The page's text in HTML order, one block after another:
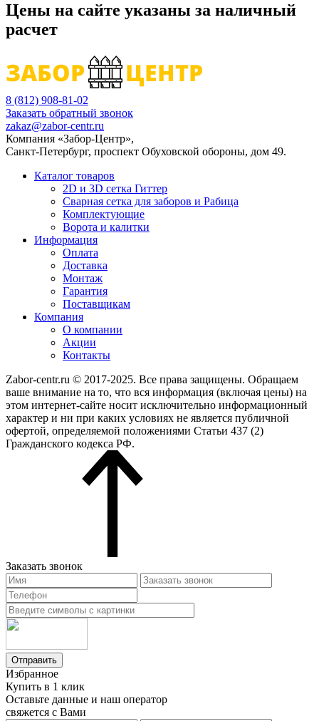
Цены на сайте указаны за наличный
расчет
8 (812) 908-81-02
Заказать обратный звонок
zakaz@zabor-centr.ru
Компания «Забор-Центр»,
Санкт-Петербург, проспект Обуховской обороны, дом 49.
Каталог товаров
2D и 3D сетка Гиттер
Сварная сетка для заборов и Рабица
Комплектующие
Ворота и калитки
Информация
Оплата
Доставка
Монтаж
Гарантия
Поставщикам
Компания
О компании
Акции
Контакты
Zabor-centr.ru © 2017-2025. Все права защищены. Обращаем
ваше внимание на то, что вся информация (включая цены) на
этом интернет-сайте носит исключительно информационный
характер и ни при каких условиях не является публичной
офертой, определяемой положениями Статьи 437 (2)
Гражданского кодекса РФ.
Заказать звонок
Отправить
Избранное
Купить в 1 клик
Оставьте данные и наш оператор
свяжется с Вами